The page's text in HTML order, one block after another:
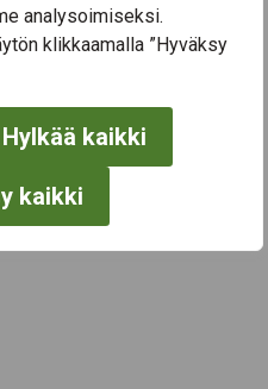
analysoimiseksi.
klikkaamalla ”Hyväksy
Hylkää kaikki
kaikki
tapahtumat